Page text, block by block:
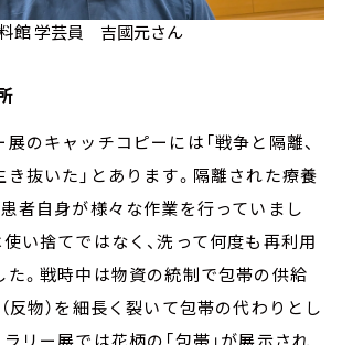
館 学芸員 吉國元さん
のキャッチコピーには「戦争と隔離、
抜いた」とあります。隔離された療養
者自身が様々な作業を行っていまし
い捨てではなく、洗って何度も再利用
た。戦時中は物資の統制で包帯の供給
反物）を細長く裂いて包帯の代わりとし
リー展では花柄の「包帯」が展示され